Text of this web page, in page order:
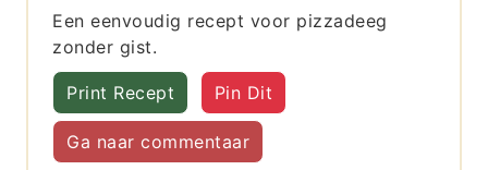
Een eenvoudig recept voor pizzadeeg
zonder gist.
Print Recept Pin Dit
Ga naar commentaar